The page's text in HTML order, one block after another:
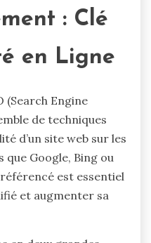
: Clé
en Ligne
(Search Engine
de techniques
d’un site web sur les
Google, Bing ou
est essentiel
et augmenter sa